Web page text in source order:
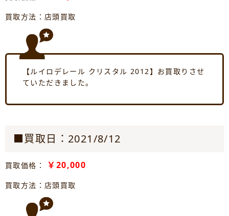
買取方法：店頭買取
【ルイロデレール クリスタル 2012】お買取りさせ
ていただきました。
■買取日：2021/8/12
買取価格： ￥20,000
買取方法：店頭買取